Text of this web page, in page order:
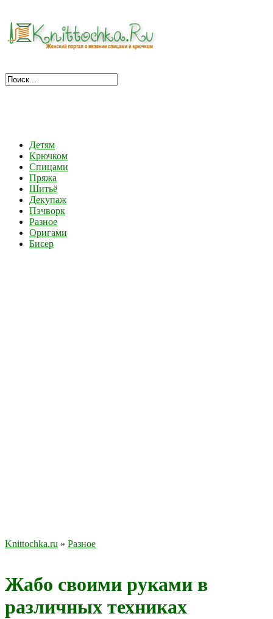
Детям
Крючком
Спицами
Пряжа
Шитьё
Декупаж
Пэчворк
Разное
Оригами
Бисер
Knittochka.ru » Разное
Жабо своими руками в
различных техниках